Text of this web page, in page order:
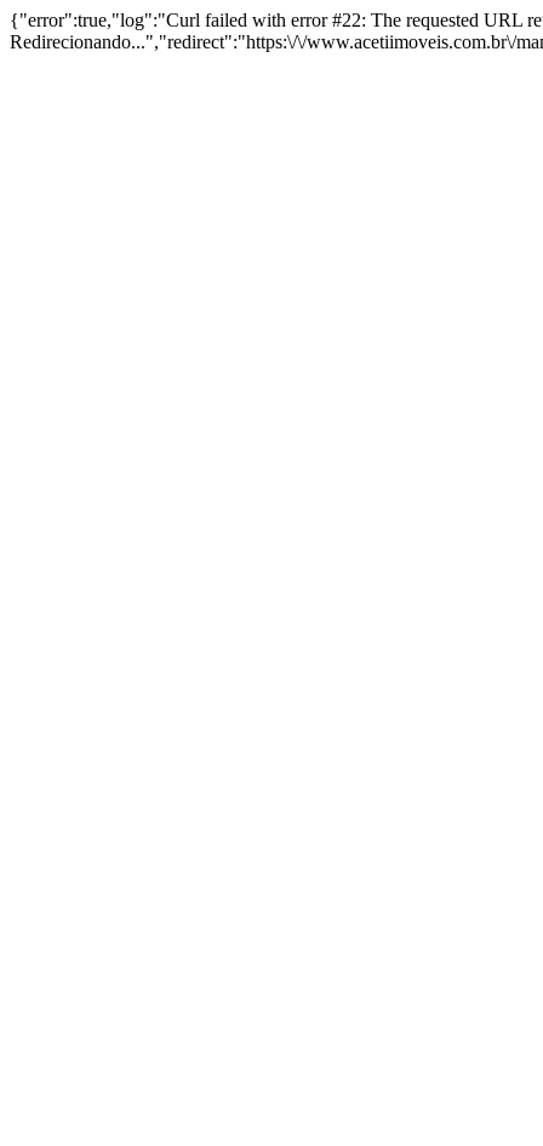
{"error":true,"log":"Curl failed with error #22: The requested URL
Redirecionando...","redirect":"https:\/\/www.acetiimoveis.com.br\/